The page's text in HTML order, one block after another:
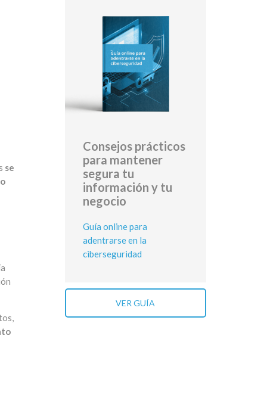
se
Consejos prácticos
para mantener
segura tu
información y tu
negocio
Guía online para
adentrarse en la
ciberseguridad
VER GUÍA